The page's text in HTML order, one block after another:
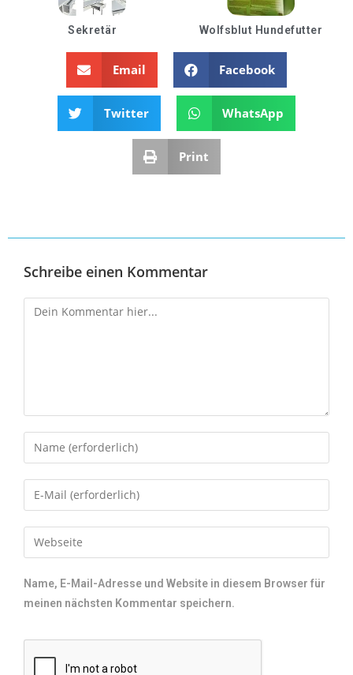
Sekretär Wolfsblut Hundefutter
Email Facebook
Twitter WhatsApp
Print
Schreibe einen Kommentar
Name, E-Mail-Adresse und Website in diesem Browser für
meinen nächsten Kommentar speichern.